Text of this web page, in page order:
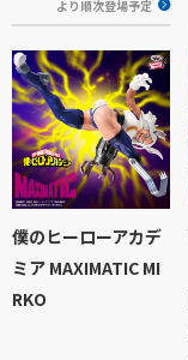
より順次登場予定
僕のヒーローアカデ
ミア MAXIMATIC MI
RKO